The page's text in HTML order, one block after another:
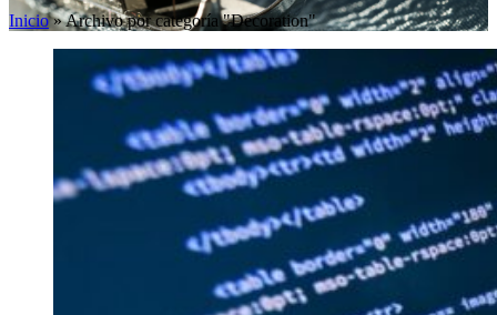
Inicio»Archivo por categoría "Decoration"